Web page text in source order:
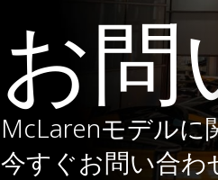
お問
McLarenモデルに
今すぐお問い合わ